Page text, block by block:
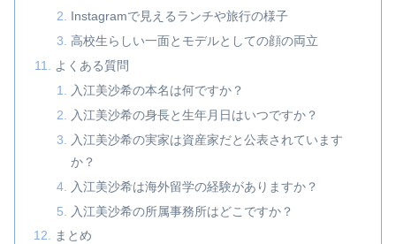
Instagramで見えるランチや旅行の様子
高校生らしい一面とモデルとしての顔の両立
よくある質問
入江美沙希の本名は何ですか？
入江美沙希の身長と生年月日はいつですか？
入江美沙希の実家は資産家だと公表されています
か？
入江美沙希は海外留学の経験がありますか？
入江美沙希の所属事務所はどこですか？
まとめ